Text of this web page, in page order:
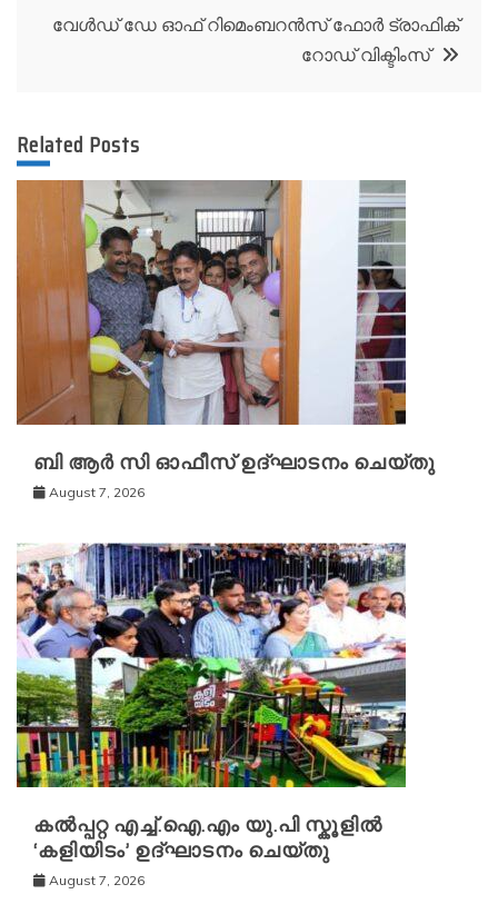
വേള്‍ഡ് ഡേ ഓഫ് റിമെംബറന്‍സ് ഫോര്‍ ട്രാഫിക്
റോഡ് വിക്ടിംസ്
Related Posts
ബി ആർ സി ഓഫീസ് ഉദ്ഘാടനം ചെയ്തു
August 7, 2026
കൽപ്പറ്റ എച്ച്.ഐ.എം യു.പി സ്കൂ‌ളിൽ
‘കളിയിടം’ ഉദ്ഘാടനം ചെയ്തു
August 7, 2026